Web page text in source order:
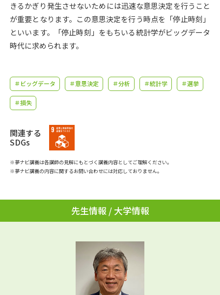
学問発見 学問検索
大学で学びたい学問発見
学問のミニ講義「夢ナビ講義」 学問分野解説
学問の教科書
Ｑ＆Ａ よくあるご質問 大学進学IDについて
個人情報取扱規定
訂正のご案内
きるかぎり発生させないためには迅速な意思決定を行うこと
が重要となります。この意思決定を行う時点を「停止時刻」
といいます。「停止時刻」をもちいる統計学がビッグデータ
時代に求められます。
＃ビッグデータ ＃意思決定 ＃分析 ＃統計学 ＃選挙
＃損失
関連する
SDGs
※夢ナビ講義は各講師の見解にもとづく講義内容としてご理解ください。
※夢ナビ講義の内容に関するお問い合わせには対応しておりません。
先生情報 / 大学情報